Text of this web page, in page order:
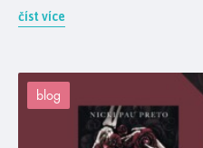
číst více
blog